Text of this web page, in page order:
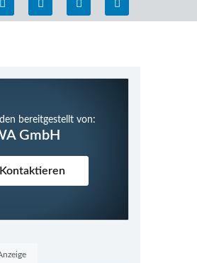
bereitgestellt von:
GmbH